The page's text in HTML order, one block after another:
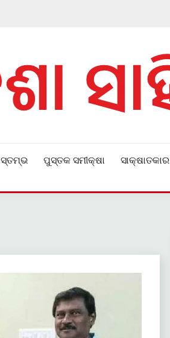
ସ୍ତମ୍ଭ ପୁସ୍ତକ ସମୀକ୍ଷା ସାକ୍ଷାତକାର